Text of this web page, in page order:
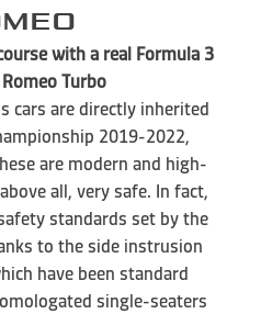
with a real Formula 3
Turbo
cars are directly inherited
2019-2022,
are modern and high-
all, very safe. In fact,
standards set by the
to the side instrusion
have been standard
single-seaters